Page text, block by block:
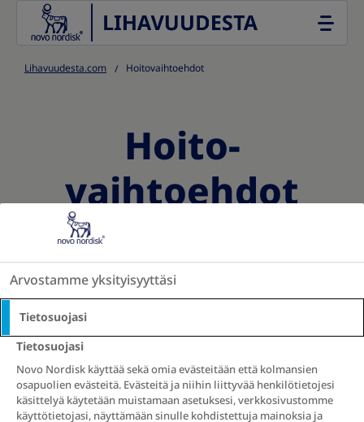
Go to the page content
Lihavuudesta.com Hoitovaihtoehdot
Hoito­
vaihtoehdot
Lihavuutta voidaan hoitaa usein eri tavoin,
mm. elintapaohjauksen,
lihavuuslääkkeiden tai -leikkauksen
avulla. Koulutettu terveydenhuollon
ammattilainen voi auttaa yksilöllisen
painonhallintasuunnitelman
laatimisessa yhdistämällä useita eri tavoin
Arvostamme yksityisyyttäsi
Tietosuojasi
Tietosuojasi
Novo Nordisk käyttää sekä omia evästeitään että kolmansien
osapuolien evästeitä. Evästeitä ja niihin liittyvää henkilötietojesi
käsittelyä käytetään muistamaan asetuksesi, verkkosivustomme
käyttötietojasi, näyttämään sinulle kohdistettuja mainoksia ja